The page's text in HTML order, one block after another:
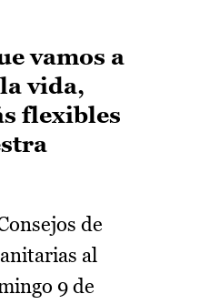
vamos a
vida,
flexibles
de
al
9 de